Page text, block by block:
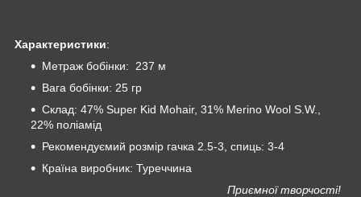
Характеристики:
Метраж бобінки: 237 м
Вага бобінки: 25 гр
Склад: 47% Super Kid Mohair, 31% Merino Wool S.W.,
22% поліамід
Рекомендуємий розмір гачка 2.5-3, спиць: 3-4
Країна виробник: Туреччина
Приємної творчості!